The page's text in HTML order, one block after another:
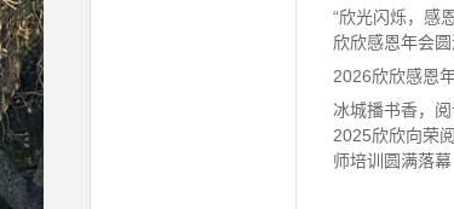
“欣光闪烁，感
欣欣感恩年会
2026欣欣感恩
冰城播书香，
2025欣欣向荣
师培训圆满落幕